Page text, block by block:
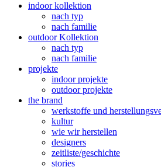
indoor kollektion
nach typ
nach familie
outdoor Kollektion
nach typ
nach familie
projekte
indoor projekte
outdoor projekte
the brand
werkstoffe und
kultur
wie wir herstellen
designers
zeitliste/geschichte
stories